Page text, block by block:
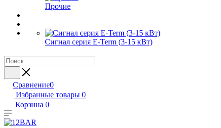
Прочие
Сигнал серия E-Term (3-15 кВт)
Сравнение0
Избранные товары 0
Корзина 0